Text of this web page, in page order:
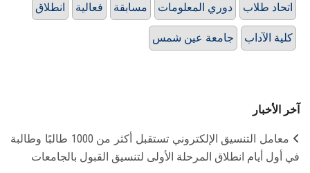
انطلاق فعالية مسابقة دوري المعلومات اتحاد طلاب
جامعة عين شمس كلية الآداب
آخر الأخبار
معامل التنسيق الإلكتروني تستقبل أكثر من 1000 طالبًا وطالبة
في أول أيام انطلاق المرحلة الأولى لتنسيق القبول بالجامعات